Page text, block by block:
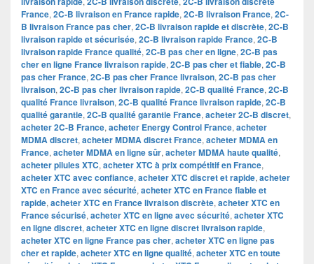
France, 2C-B livraison en France rapide, 2C-B livraison France, 2C-
B livraison France pas cher, 2C-B livraison rapide et discrète, 2C-B
livraison rapide et sécurisée, 2C-B livraison rapide France, 2C-B
livraison rapide France qualité, 2C-B pas cher en ligne, 2C-B pas
cher en ligne France livraison rapide, 2C-B pas cher et fiable, 2C-B
pas cher France, 2C-B pas cher France livraison, 2C-B pas cher
livraison, 2C-B pas cher livraison rapide, 2C-B qualité France, 2C-B
qualité France livraison, 2C-B qualité France livraison rapide, 2C-B
qualité garantie, 2C-B qualité garantie France, acheter 2C-B discret,
acheter 2C-B France, acheter Energy Control France, acheter
MDMA discret, acheter MDMA discret France, acheter MDMA en
France, acheter MDMA en ligne sûr, acheter MDMA haute qualité,
acheter pilules XTC, acheter XTC à prix compétitif en France,
acheter XTC avec confiance, acheter XTC discret et rapide, acheter
XTC en France avec sécurité, acheter XTC en France fiable et
rapide, acheter XTC en France livraison discrète, acheter XTC en
France sécurisé, acheter XTC en ligne avec sécurité, acheter XTC
en ligne discret, acheter XTC en ligne discret livraison rapide,
acheter XTC en ligne France pas cher, acheter XTC en ligne pas
cher et rapide, acheter XTC en ligne qualité, acheter XTC en toute